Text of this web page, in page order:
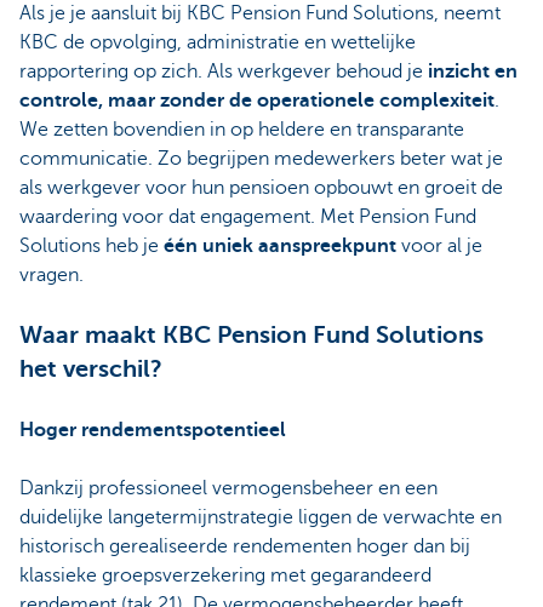
Als je je aansluit bij KBC Pension Fund Solutions, neemt
KBC de opvolging, administratie en wettelijke
rapportering op zich. Als werkgever behoud je inzicht en
controle, maar zonder de operationele complexiteit.
We zetten bovendien in op heldere en transparante
communicatie. Zo begrijpen medewerkers beter wat je
als werkgever voor hun pensioen opbouwt en groeit de
waardering voor dat engagement. Met Pension Fund
Solutions heb je één uniek aanspreekpunt voor al je
vragen.
Waar maakt KBC Pension Fund Solutions
het verschil?
Hoger rendementspotentieel
Dankzij professioneel vermogensbeheer en een
duidelijke langetermijnstrategie liggen de verwachte en
historisch gerealiseerde rendementen hoger dan bij
klassieke groepsverzekering met gegarandeerd